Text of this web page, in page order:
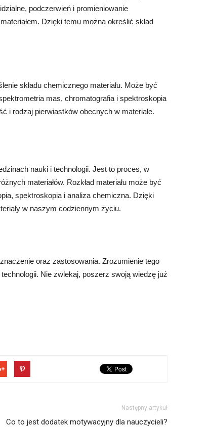
podczerwień i promieniowanie
Dzięki temu można określić skład
składu chemicznego materiału. Może być
mas, chromatografia i spektroskopia
i rodzaj pierwiastków obecnych w materiale.
nauki i technologii. Jest to proces, w
materiałów. Rozkład materiału może być
spektroskopia i analiza chemiczna. Dzięki
w naszym codziennym życiu.
znaczenie oraz zastosowania. Zrozumienie tego
Nie zwlekaj, poszerz swoją wiedzę już
Następny artykuł
Co to jest dodatek motywacyjny dla nauczycieli?